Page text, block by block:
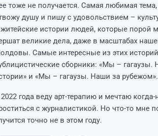
тоже не получается. Самая любимая
душу и пишу с удовольствием –
истории людей, которые порой
великие дела, даже в масштабах
Самые интересные из этих
сборники: «Мы –
и «Мы – гагаузы. Наши за рубежом».
года веду арт-терапию и мечтаю когда-
с журналистикой. Но что-то мне
точно не в этом году.